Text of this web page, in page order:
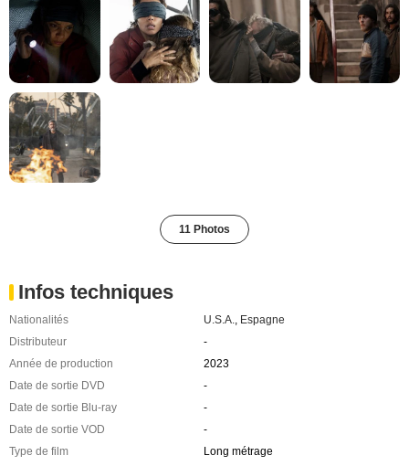
11 Photos
Infos techniques
Nationalités U.S.A., Espagne
Distributeur
-
Année de production
2023
Date de sortie DVD
-
Date de sortie Blu-ray
-
Date de sortie VOD
-
Type de film
Long métrage